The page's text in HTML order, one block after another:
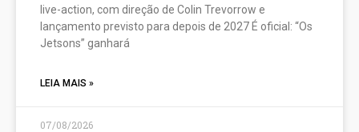
live-action, com direção de Colin Trevorrow e
lançamento previsto para depois de 2027 É oficial: “Os
Jetsons” ganhará
LEIA MAIS »
07/08/2026